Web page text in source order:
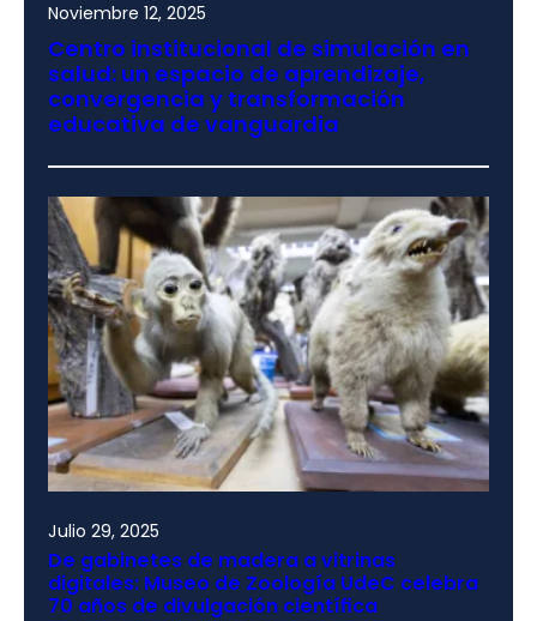
Noviembre 12, 2025
Centro institucional de simulación en
salud: un espacio de aprendizaje,
convergencia y transformación
educativa de vanguardia
Julio 29, 2025
De gabinetes de madera a vitrinas
digitales: Museo de Zoología UdeC celebra
70 años de divulgación científica